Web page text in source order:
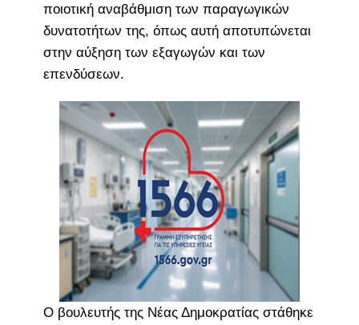
ποιοτική αναβάθμιση των παραγωγικών
δυνατοτήτων της, όπως αυτή αποτυπώνεται
στην αύξηση των εξαγωγών και των
επενδύσεων.
Ο βουλευτής της Νέας Δημοκρατίας στάθηκε